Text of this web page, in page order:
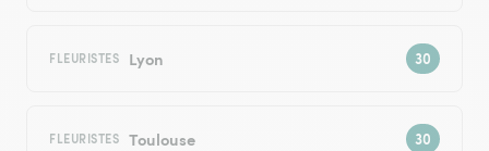
FLEURISTES Lyon
FLEURISTES Toulouse